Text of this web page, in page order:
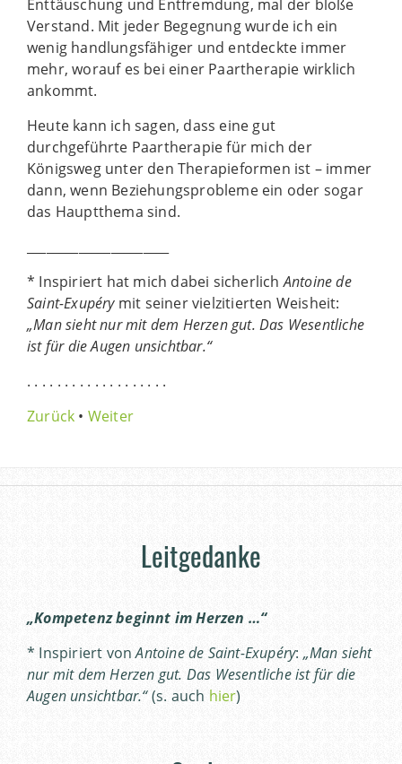
Enttäuschung und Entfremdung, mal der bloße
Verstand. Mit jeder Begegnung wurde ich ein
wenig handlungsfähiger und entdeckte immer
mehr, worauf es bei einer Paartherapie wirklich
ankommt.
Heute kann ich sagen, dass eine gut
durchgeführte Paartherapie für mich der
Königsweg unter den Therapieformen ist – immer
dann, wenn Beziehungsprobleme ein oder sogar
das Hauptthema sind.
* Inspiriert hat mich dabei sicherlichAntoine de
Saint-Exupérymit seiner vielzitierten Weisheit:
„Man sieht nur mit dem Herzen gut. Das Wesentliche
ist für die Augen unsichtbar.“
. . . . . . . . . . . . . . . . . . .
Zurück • Weiter
Leitgedanke
„Kompetenz beginnt im Herzen …“
* Inspiriert vonAntoine de Saint-Exupéry: „Man sieht
nur mit dem Herzen gut. Das Wesentliche ist für die
Augen unsichtbar.“(s. auch hier)